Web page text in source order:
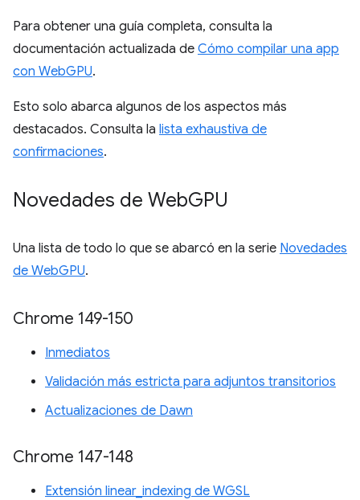
Para obtener una guía completa, consulta la
documentación actualizada de Cómo compilar una app
con WebGPU.
Esto solo abarca algunos de los aspectos más
destacados. Consulta la lista exhaustiva de
confirmaciones.
Novedades de WebGPU
Una lista de todo lo que se abarcó en la serie Novedades
de WebGPU.
Chrome 149-150
Inmediatos
Validación más estricta para adjuntos transitorios
Actualizaciones de Dawn
Chrome 147-148
Extensión linear_indexing de WGSL